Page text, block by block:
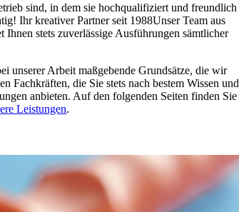
sind, in dem sie hochqualifiziert und freundlich
Ihr kreativer Partner seit 1988Unser Team aus
stets zuverlässige Ausführungen sämtlicher
unserer Arbeit maßgebende Grundsätze, die wir
Fachkräften, die Sie stets nach bestem Wissen und
anbieten. Auf den folgenden Seiten finden Sie
Leistungen.